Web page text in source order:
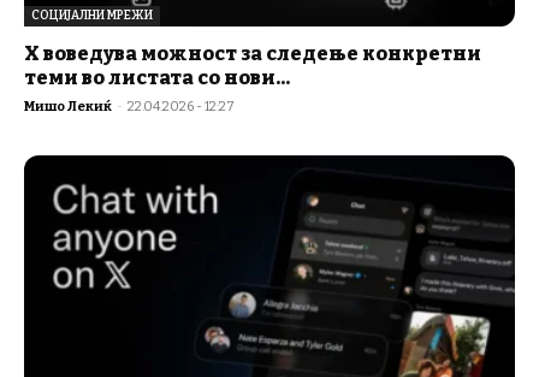
СОЦИЈАЛНИ МРЕЖИ
X воведува можност за следење конкретни
теми во листата со нови...
Мишо Лекиќ - 22.04.2026 - 12:27